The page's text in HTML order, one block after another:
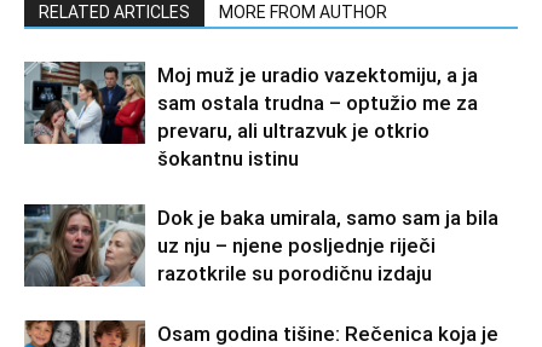
RELATED ARTICLES MORE FROM AUTHOR
Moj muž je uradio vazektomiju, a ja
sam ostala trudna – optužio me za
prevaru, ali ultrazvuk je otkrio
šokantnu istinu
Dok je baka umirala, samo sam ja bila
uz nju – njene posljednje riječi
razotkrile su porodičnu izdaju
Osam godina tišine: Rečenica koja je